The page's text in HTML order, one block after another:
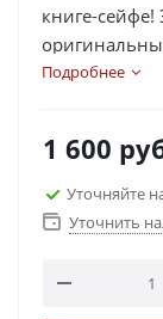
книге-сейфе!
оригинальный
прекрасно
Подробнее
1 600
Уточняйте
Уточнить